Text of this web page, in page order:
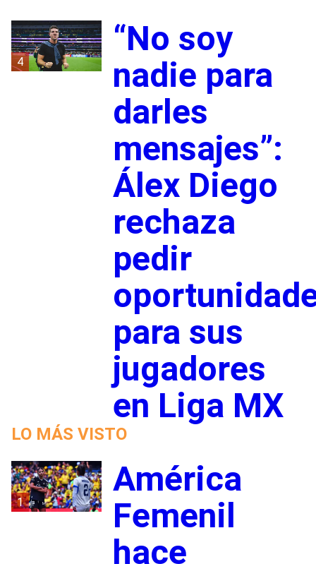
4
“No soy
nadie para
darles
mensajes”:
Álex Diego
rechaza
pedir
para sus
jugadores
en Liga MX
LO MÁS VISTO
1
América
Femenil
hace